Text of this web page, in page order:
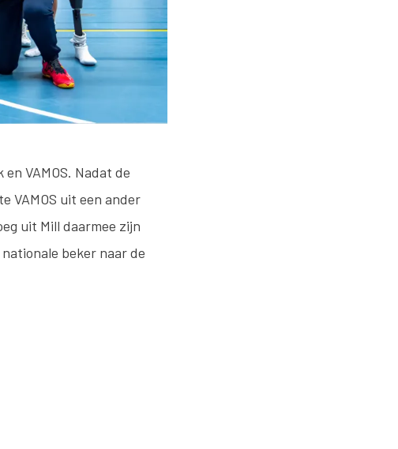
VAMOS. Nadat de
VAMOS uit een ander
uit Mill daarmee zijn
beker naar de